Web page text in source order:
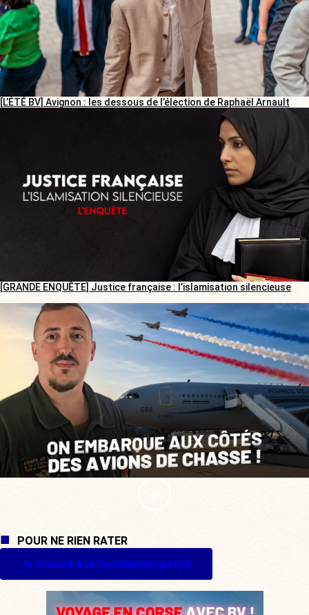
[L’ÉTÉ BV] Avignon : les dessous de l’élection de Raphaël Arnault
[GRANDE ENQUÊTE] Justice française : l’islamisation silencieuse
POUR NE RIEN RATER
Je m'inscris à La Quotidienne (gratuit)